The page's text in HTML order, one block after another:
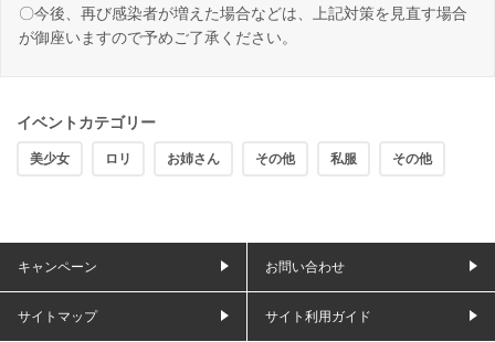
〇今後、再び感染者が増えた場合などは、上記対策を見直す場合
が御座いますので予めご了承ください。
イベントカテゴリー
美少女 ロリ お姉さん その他 私服 その他
キャンペーン お問い合わせ
サイトマップ サイト利用ガイド